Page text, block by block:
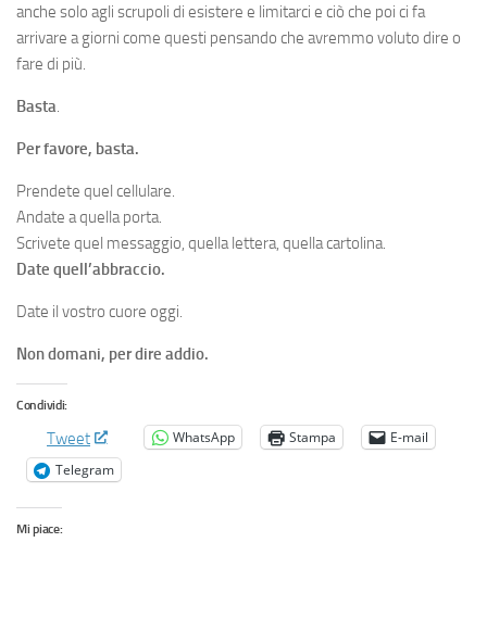
anche solo agli scrupoli di esistere e limitarci e ciò che poi ci fa
arrivare a giorni come questi pensando che avremmo voluto dire o
fare di più.
Basta.
Per favore, basta.
Prendete quel cellulare.
Andate a quella porta.
Scrivete quel messaggio, quella lettera, quella cartolina.
Date quell’abbraccio.
Date il vostro cuore oggi.
Non domani, per dire addio.
Condividi:
Tweet WhatsApp Stampa
E-mail
Telegram
Mi piace: